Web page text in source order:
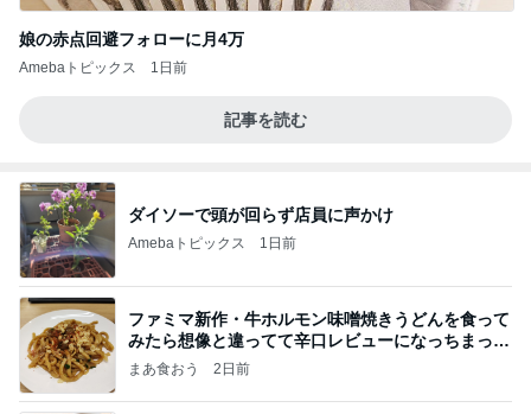
娘の赤点回避フォローに月4万
Amebaトピックス 1日前
記事を読む
ダイソーで頭が回らず店員に声かけ
Amebaトピックス 1日前
ファミマ新作・牛ホルモン味噌焼きうどんを食って
みたら想像と違ってて辛口レビューになっちまった
話
まあ食おう 2日前